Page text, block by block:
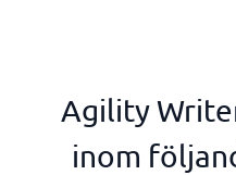
Agility
inom